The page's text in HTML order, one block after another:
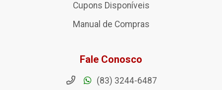
Cupons Disponíveis
Manual de Compras
Fale Conosco
(83) 3244-6487